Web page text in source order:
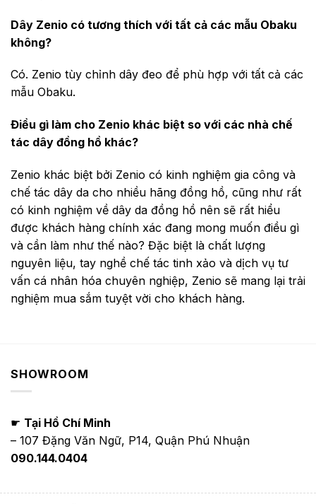
Dây Zenio có tương thích với tất cả các mẫu Obaku
không?
Có. Zenio tùy chỉnh dây đeo để phù hợp với tất cả các
mẫu Obaku.
Điều gì làm cho Zenio khác biệt so với các nhà chế
tác dây đồng hồ khác?
Zenio khác biệt bởi Zenio có kinh nghiệm gia công và
chế tác dây da cho nhiều hãng đồng hồ, cũng như rất
có kinh nghiệm về dây da đồng hồ nên sẽ rất hiểu
được khách hàng chính xác đang mong muốn điều gì
và cần làm như thế nào? Đặc biệt là chất lượng
nguyên liệu, tay nghề chế tác tinh xảo và dịch vụ tư
vấn cá nhân hóa chuyên nghiệp, Zenio sẽ mang lại trải
nghiệm mua sắm tuyệt vời cho khách hàng.
SHOWROOM
☛ Tại Hồ Chí Minh
– 107 Đặng Văn Ngữ, P14, Quận Phú Nhuận
090.144.0404